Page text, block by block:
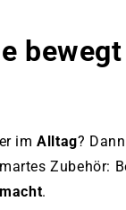
bewegt
imAlltag? Dann
Zubehör:
.